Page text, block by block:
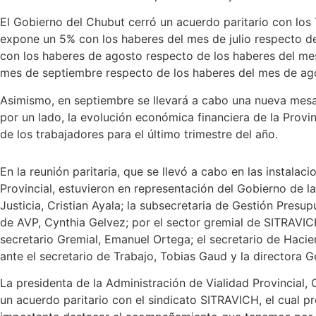
El Gobierno del Chubut cerró un acuerdo paritario con los
expone un 5% con los haberes del mes de julio respecto
con los haberes de agosto respecto de los haberes del
mes de septiembre respecto de los haberes del mes de
Asimismo, en septiembre se llevará a cabo una nueva
por un lado, la evolución económica financiera de la
de los trabajadores para el último trimestre del año.
En la reunión paritaria, que se llevó a cabo en las
Provincial, estuvieron en representación del Gobierno de
Justicia, Cristian Ayala; la subsecretaria de Gestión
de AVP, Cynthia Gelvez; por el sector gremial de
secretario Gremial, Emanuel Ortega; el secretario de
ante el secretario de Trabajo, Tobias Gaud y la directora
La presidenta de la Administración de Vialidad Provincial,
un acuerdo paritario con el sindicato SITRAVICH, el cual